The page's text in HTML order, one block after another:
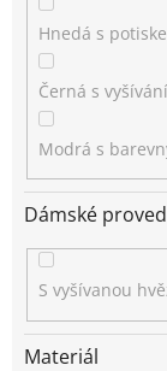
Hnedá s
Černá s
Modrá s
Dámské
S vyšívanou
Materiál